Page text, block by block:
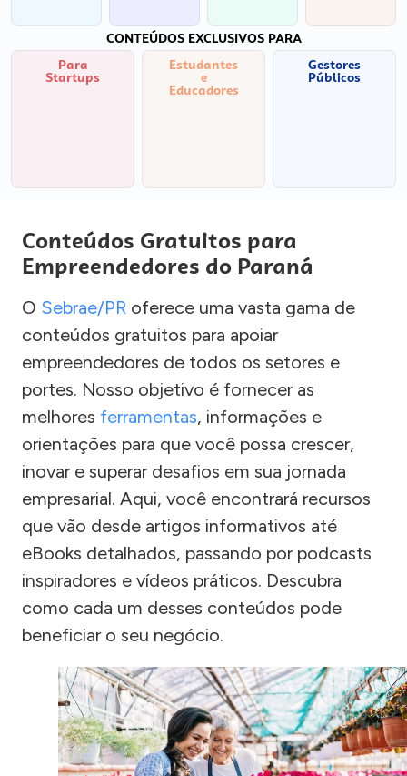
CONTEÚDOS EXCLUSIVOS PARA
Para
Startups
Estudantes
e
Educadores
Gestores
Públicos
Conteúdos Gratuitos para
Empreendedores do Paraná
O Sebrae/PR oferece uma vasta gama de
conteúdos gratuitos para apoiar
empreendedores de todos os setores e
portes. Nosso objetivo é fornecer as
melhores ferramentas, informações e
orientações para que você possa crescer,
inovar e superar desafios em sua jornada
empresarial. Aqui, você encontrará recursos
que vão desde artigos informativos até
eBooks detalhados, passando por podcasts
inspiradores e vídeos práticos. Descubra
como cada um desses conteúdos pode
beneficiar o seu negócio.